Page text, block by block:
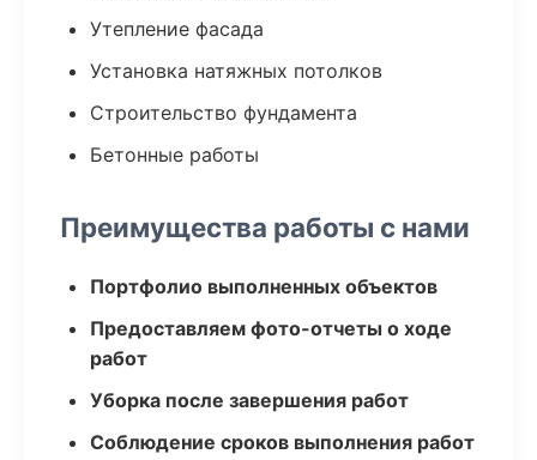
Утепление фасада
Установка натяжных потолков
Строительство фундамента
Бетонные работы
Преимущества работы с нами
Портфолио выполненных объектов
Предоставляем фото-отчеты о ходе
работ
Уборка после завершения работ
Соблюдение сроков выполнения работ